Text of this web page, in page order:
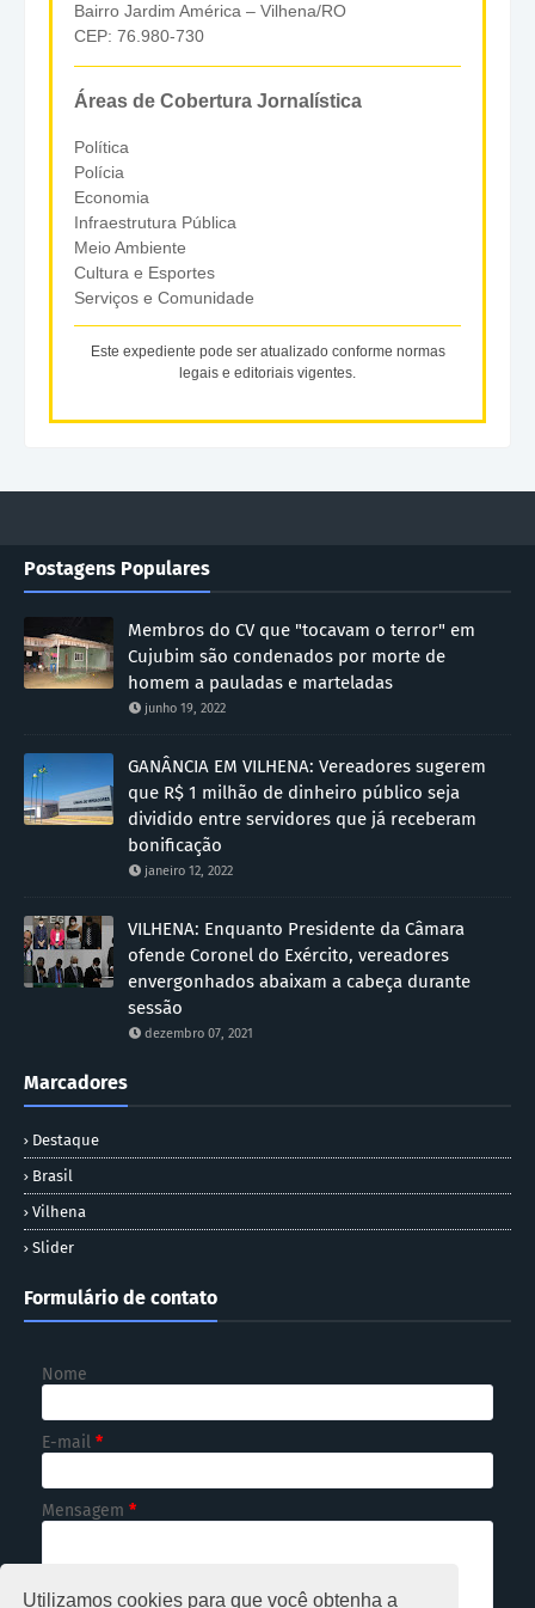
Utilizamos cookies para que você obtenha a
Bairro Jardim América – Vilhena/RO
CEP: 76.980-730
Áreas de Cobertura Jornalística
Política
Polícia
Economia
Infraestrutura Pública
Meio Ambiente
Cultura e Esportes
Serviços e Comunidade
Este expediente pode ser atualizado conforme normas
legais e editoriais vigentes.
Postagens Populares
Membros do CV que "tocavam o terror" em
Cujubim são condenados por morte de
homem a pauladas e marteladas
junho 19, 2022
GANÂNCIA EM VILHENA: Vereadores sugerem
que R$ 1 milhão de dinheiro público seja
dividido entre servidores que já receberam
bonificação
janeiro 12, 2022
VILHENA: Enquanto Presidente da Câmara
ofende Coronel do Exército, vereadores
envergonhados abaixam a cabeça durante
sessão
dezembro 07, 2021
Marcadores
Destaque
Brasil
Vilhena
Slider
Formulário de contato
Nome
E-mail *
Mensagem *